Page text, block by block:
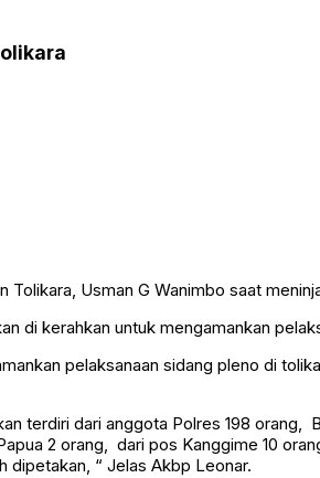
Usman G Wanimbo saat
di kerahkan untuk mengamankan
pelaksanaan sidang pleno di
terdiri dari anggota Polres 198
2 orang, dari pos Kanggime 10
“ Jelas Akbp Leonar.